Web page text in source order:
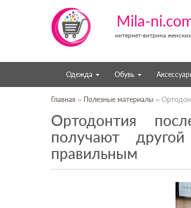
Mila-
интернет-витрина
Одежда Обувь
Главная » Полезные материалы »
Ортодонтия
получают
правильным